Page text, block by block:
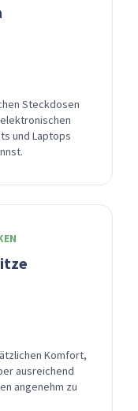
Steckdosen
und Laptops
Komfort,
ausreichend
angenehm zu